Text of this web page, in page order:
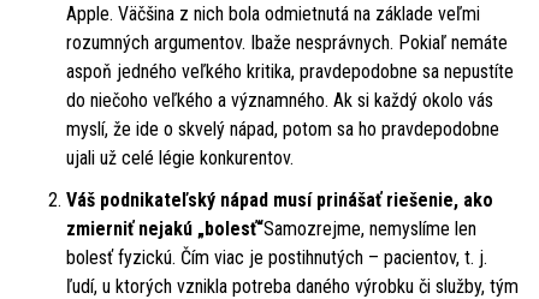
Apple. Väčšina z nich bola odmietnutá na základe veľmi
rozumných argumentov. Ibaže nesprávnych. Pokiaľ nemáte
aspoň jedného veľkého kritika, pravdepodobne sa nepustíte
do niečoho veľkého a významného. Ak si každý okolo vás
myslí, že ide o skvelý nápad, potom sa ho pravdepodobne
ujali už celé légie konkurentov.
Váš podnikateľský nápad musí prinášať riešenie, ako
zmierniť nejakú „bolesť“Samozrejme, nemyslíme len
bolesť fyzickú. Čím viac je postihnutých – pacientov, t. j.
ľudí, u ktorých vznikla potreba daného výrobku či služby, tým